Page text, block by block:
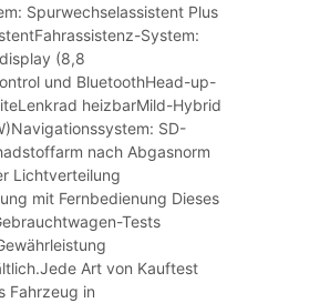
Spurwechselassistent Plus
System:
(8,8
und BluetoothHead-up-
heizbarMild-Hybrid
SD-
nach Abgasnorm
Lichtverteilung
mit Fernbedienung Dieses
Tests
Art von Kauftest
Fahrzeug in